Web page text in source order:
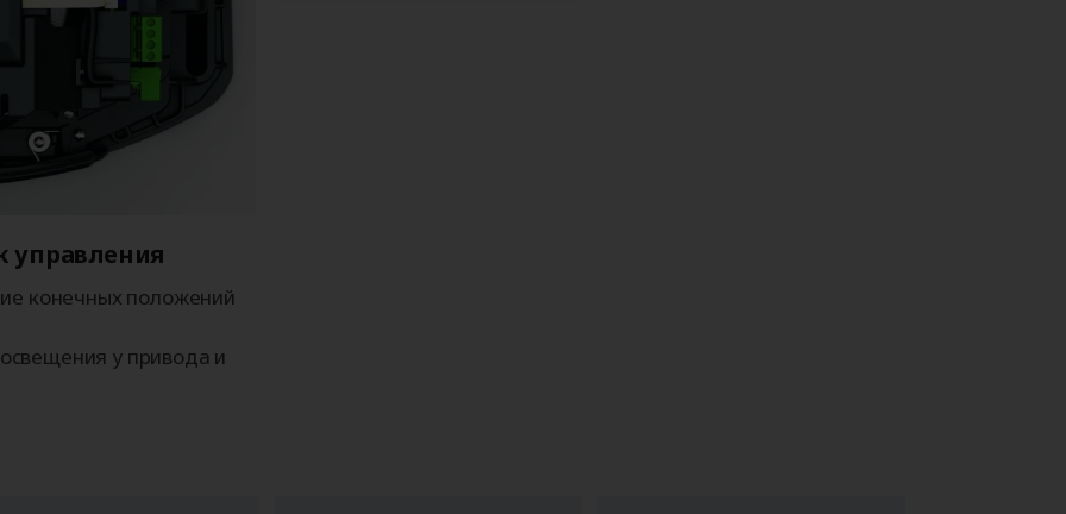
конечных положений
у привода и